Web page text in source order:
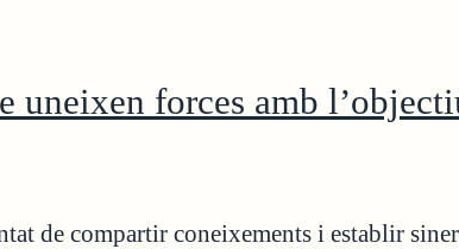
uneixen forces amb
de compartir coneixements i establir